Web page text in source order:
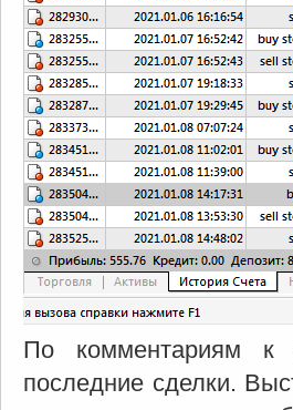
По комментариям к
последние сделки.